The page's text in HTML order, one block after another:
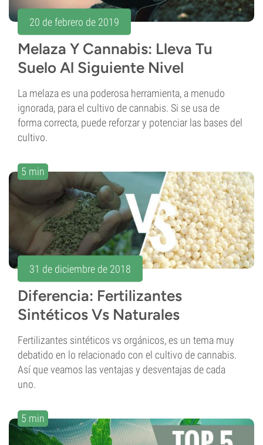
20 de febrero de 2019
Melaza Y Cannabis: Lleva Tu
Suelo Al Siguiente Nivel
La melaza es una poderosa herramienta, a menudo
ignorada, para el cultivo de cannabis. Si se usa de
forma correcta, puede reforzar y potenciar las bases del
cultivo.
5 min
31 de diciembre de 2018
Diferencia: Fertilizantes
Sintéticos Vs Naturales
Fertilizantes sintéticos vs orgánicos, es un tema muy
debatido en lo relacionado con el cultivo de cannabis.
Así que veamos las ventajas y desventajas de cada
uno.
5 min